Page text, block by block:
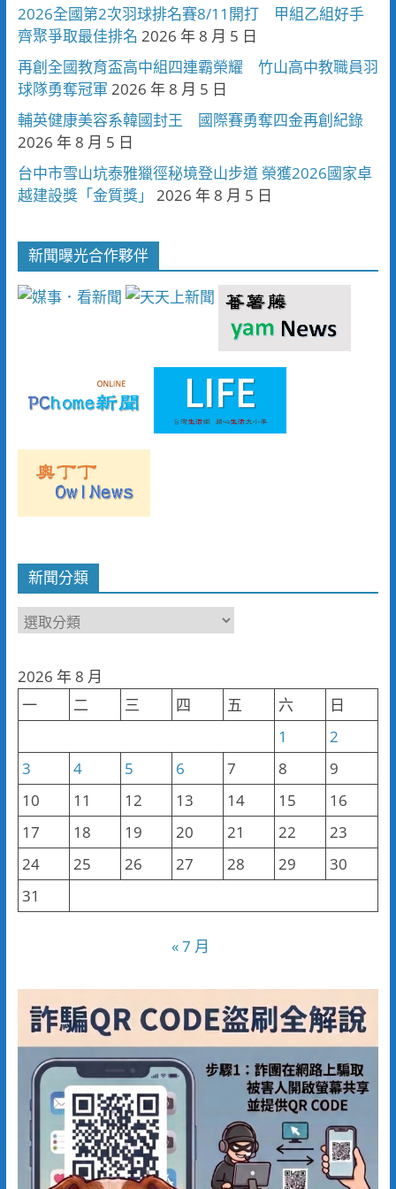
2026全國第2次羽球排名賽8/11開打 甲組乙組好手
齊聚爭取最佳排名 2026 年 8 月 5 日
再創全國教育盃高中組四連霸榮耀 竹山高中教職員羽
球隊勇奪冠軍 2026 年 8 月 5 日
輔英健康美容系韓國封王 國際賽勇奪四金再創紀錄
2026 年 8 月 5 日
台中市雪山坑泰雅獵徑秘境登山步道 榮獲2026國家卓
越建設獎「金質獎」
2026 年 8 月 5 日
新聞曝光合作夥伴
新聞分類
新
類
2026 年 8 月
一
二 三 四 五 六
日
1
2
3
4 5 6 7 8
9
10
11 12 13 14 15
16
17
18 19 20 21 22
23
24
25 26 27 28 29
30
31
« 7 月